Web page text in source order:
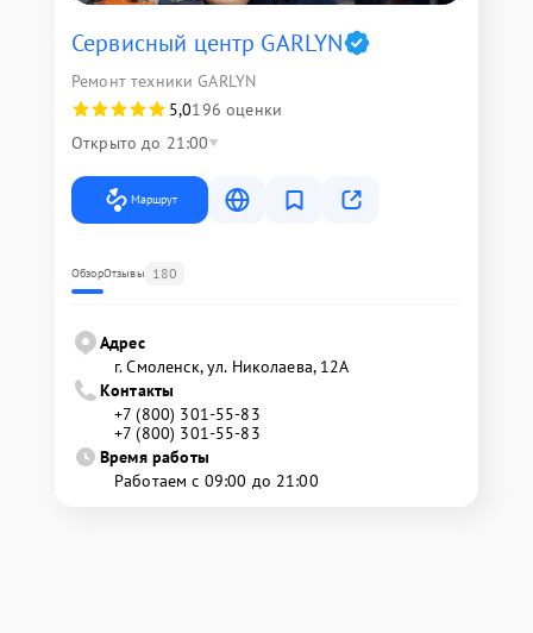
Сервисный центр GARLYN
Ремонт техники GARLYN
5,0196 оценки
Открыто до 21:00
Маршрут
ОбзорОтзывы 180
Адрес
г. Смоленск, ул. Николаева, 12А
Контакты
+7 (800) 301-55-83
+7 (800) 301-55-83
Время работы
Работаем с 09:00 до 21:00